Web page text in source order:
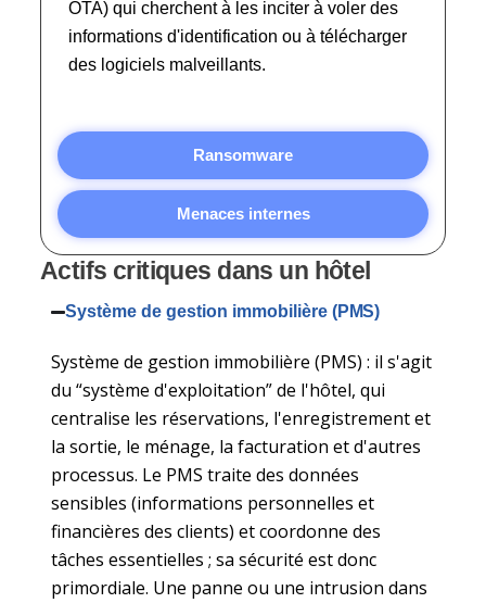
Ransomware
Menaces internes
OTA) qui cherchent à les inciter à voler des
informations d'identification ou à télécharger
des logiciels malveillants.
Actifs critiques dans un hôtel
Système de gestion immobilière (PMS)
Système de gestion immobilière (PMS) : il s'agit
du “système d'exploitation” de l'hôtel, qui
centralise les réservations, l'enregistrement et
la sortie, le ménage, la facturation et d'autres
processus. Le PMS traite des données
sensibles (informations personnelles et
financières des clients) et coordonne des
tâches essentielles ; sa sécurité est donc
primordiale. Une panne ou une intrusion dans